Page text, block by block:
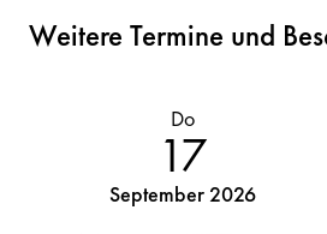
Weitere Termine und
Do
17
September 2026